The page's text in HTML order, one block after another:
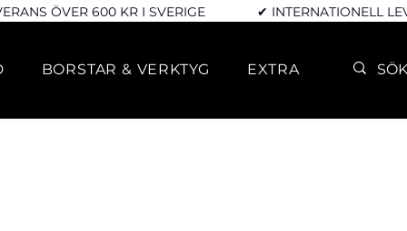
ÖVER 600 KR I SVERIGE ✔ INTERNATIONELL
BORSTAR & VERKTYG EXTRA